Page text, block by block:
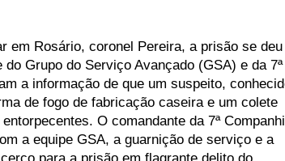
em Rosário, coronel Pereira, a prisão se deu
Grupo do Serviço Avançado (GSA) e da 7ª
a informação de que um suspeito,
de fogo de fabricação caseira e um colete
O comandante da 7ª
a equipe GSA, a guarnição de serviço e a
para a prisão em flagrante delito do